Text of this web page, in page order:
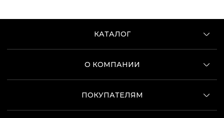
соединяются с верхней одним швом.
Идея этой удобной обуви была заимствована у
североамериканских индейцев. Походка в них
достоинства были оценены мужчинами всего мира и
обувью. Теперь их с удовольствием носят не только
мужчины, но и женщины, дети. Их можно увидеть как в
КАТАЛОГ
О КОМПАНИИ
ПОКУПАТЕЛЯМ